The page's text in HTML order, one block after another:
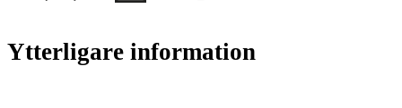
Ytterligare information